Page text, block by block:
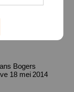
Bogers
18 mei 2014